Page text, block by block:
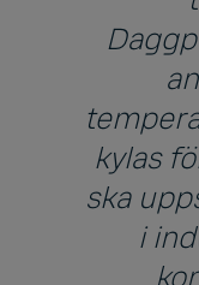
kylas
ska
i